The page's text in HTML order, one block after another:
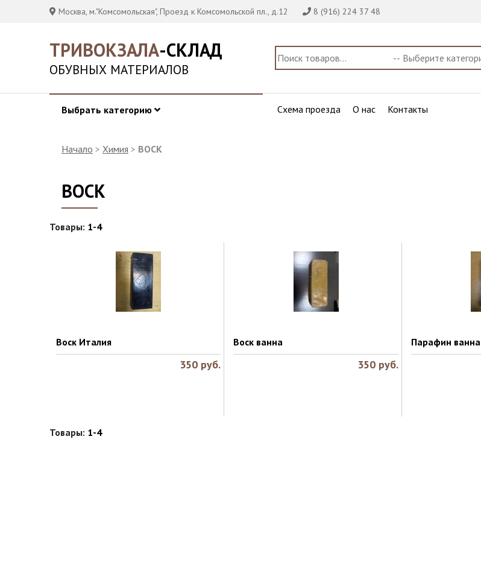
Москва, м."Комсомольская", Проезд к Комсомольской пл., д.12 8 (916) 224 37 48
ТРИВОКЗАЛА-СКЛАД
ОБУВНЫХ МАТЕРИАЛОВ
Выбрать категорию Схема проезда О нас Контакты
Начало > Химия > ВОСК
ВОСК
Товары: 1-4
Воск Италия
350 руб.
Воск ванна
350 руб.
Парафин ванна
Товары: 1-4